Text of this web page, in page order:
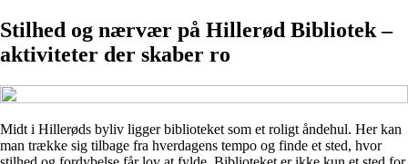
Stilhed og nærvær på Hillerød Bibliotek –
aktiviteter der skaber ro
Midt i Hillerøds byliv ligger biblioteket som et roligt åndehul. Her kan
man trække sig tilbage fra hverdagens tempo og finde et sted, hvor